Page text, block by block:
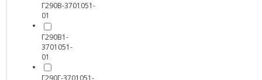
Г290В-3701051-
01
Г290В1-
3701051-
01
Г290Г-3701051-